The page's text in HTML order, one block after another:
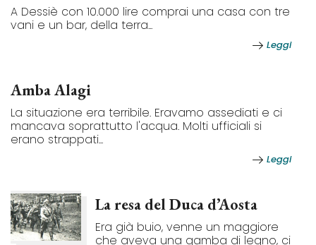
A Dessiè con 10.000 lire comprai una casa con tre
vani e un bar, della terra...
Leggi
Amba Alagi
La situazione era terribile. Eravamo assediati e ci
mancava soprattutto l'acqua. Molti ufficiali si
erano strappati...
Leggi
La resa del Duca d’Aosta
Era già buio, venne un maggiore
che aveva una gamba di legno, ci